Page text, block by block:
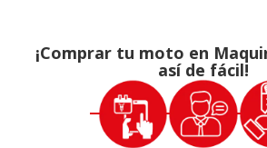
¡Comprar tu moto en
así de fácil!